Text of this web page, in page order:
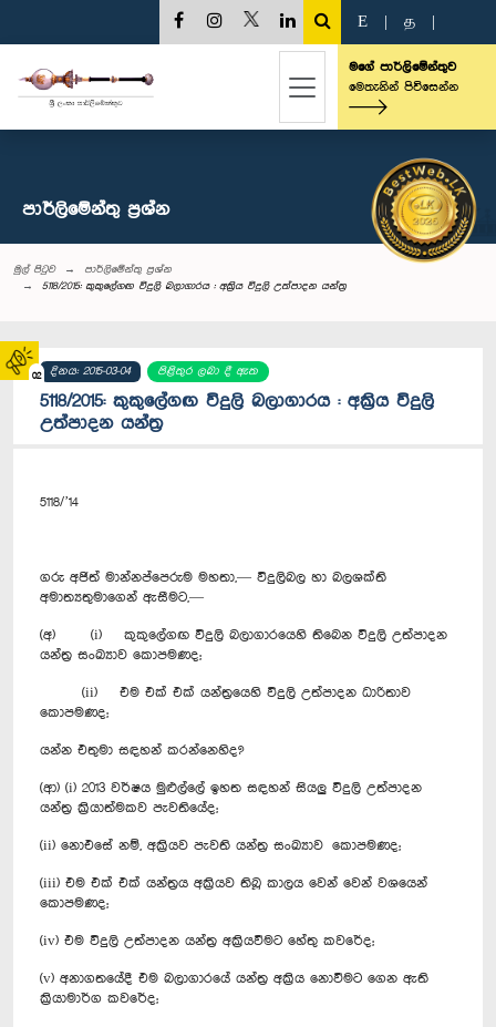
02
E த
මගේ පාර්ලිමේන්තුව
මෙතැනින් පිවිසෙන්න
පාර්ලි‌මේන්තු‌ ප්‍රශ්න
මුල් පිටුව
පාර්ලි‌මේන්තු‌ ප්‍රශ්න
5118/2015: කුකුලේගඟ විදුලි බලාගාරය : අක්‍රිය විදුලි උත්පාදන යන්ත්‍ර
දිනය: 2015-03-04 පිළිතුර ලබා දී ඇත
5118/2015: කුකුලේගඟ විදුලි බලාගාරය : අක්‍රිය විදුලි
උත්පාදන යන්ත්‍ර
5118/’14
ගරු අජිත් මාන්නප්පෙරුම මහතා,— විදුලිබල හා බලශක්ති
අමාත්‍යතුමාගෙන් ඇසීමට,—
(අ) (i) කුකුලේගඟ විදුලි බලාගාරයෙහි තිබෙන විදුලි උත්පාදන
යන්ත්‍ර සංඛ්‍යාව කොපමණද;
(ii) එම එක් එක් යන්ත්‍රයෙහි විදුලි උත්පාදන ධාරිතාව
කොපමණද;
යන්න එතුමා ‍සඳහන් කරන්නෙහිද?
(ආ) (i) 2013 වර්ෂය මුළුල්ලේ ඉහත සඳහන් සියලු විදුලි උත්පාදන
යන්ත්‍ර ක්‍රියාත්මකව පැවතියේද;
(ii) නොඑසේ නම්, අක්‍රියව පැවති යන්ත්‍ර සංඛ්‍යාව කොපමණද;
(iii) එම එක් එක් යන්ත්‍රය අක්‍රියව තිබූ කාලය වෙන් වෙන් වශයෙන්
කොපමණද;
(iv) එම විදුලි උත්පාදන යන්ත්‍ර අක්‍රියවීමට හේතු කවරේද;
(v) අනාගතයේදී එම බලාගාරයේ යන්ත්‍ර අක්‍රිය නොවීමට ගෙන ඇති
ක්‍රියාමාර්ග කවරේද;